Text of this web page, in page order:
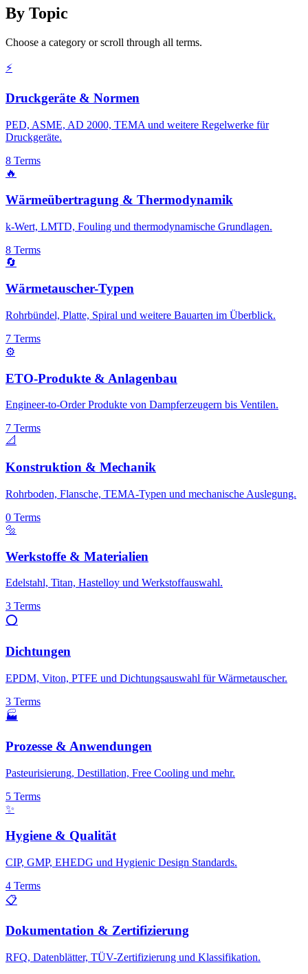
By Topic
Choose a category or scroll through all terms.
⚡
Druckgeräte & Normen
PED, ASME, AD 2000, TEMA und weitere Regelwerke für
Druckgeräte.
8 Terms
🔥
Wärmeübertragung & Thermodynamik
k-Wert, LMTD, Fouling und thermodynamische Grundlagen.
8 Terms
🔄
Wärmetauscher-Typen
Rohrbündel, Platte, Spiral und weitere Bauarten im Überblick.
7 Terms
⚙️
ETO-Produkte & Anlagenbau
Engineer-to-Order Produkte von Dampferzeugern bis Ventilen.
7 Terms
📐
Konstruktion & Mechanik
Rohrboden, Flansche, TEMA-Typen und mechanische Auslegung.
0 Terms
🔩
Werkstoffe & Materialien
Edelstahl, Titan, Hastelloy und Werkstoffauswahl.
3 Terms
⭕
Dichtungen
EPDM, Viton, PTFE und Dichtungsauswahl für Wärmetauscher.
3 Terms
🏭
Prozesse & Anwendungen
Pasteurisierung, Destillation, Free Cooling und mehr.
5 Terms
✨
Hygiene & Qualität
CIP, GMP, EHEDG und Hygienic Design Standards.
4 Terms
📋
Dokumentation & Zertifizierung
RFQ, Datenblätter, TÜV-Zertifizierung und Klassifikation.